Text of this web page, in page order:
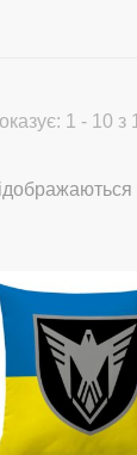
1 - 10